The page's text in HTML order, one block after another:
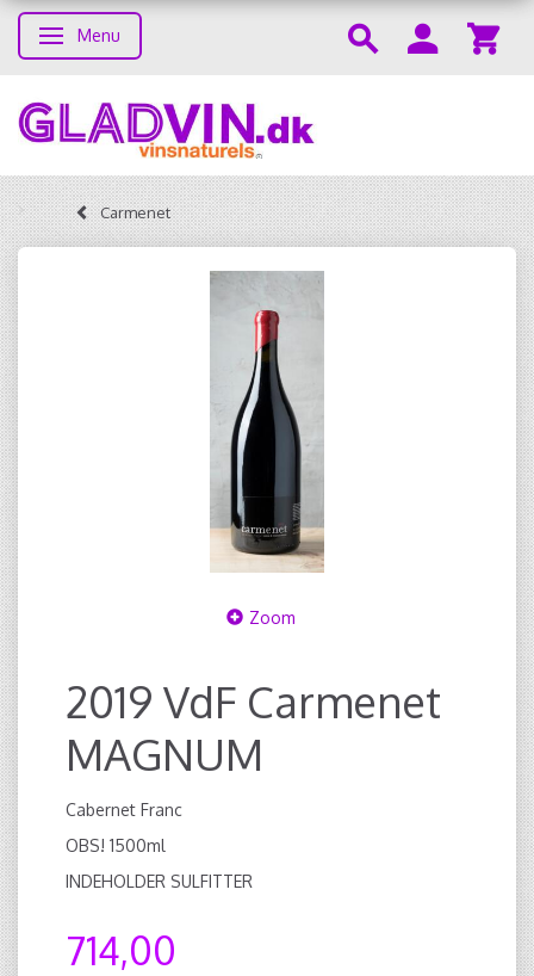
Skifte navigation
Menu
Carmenet
Zoom
2019 VdF Carmenet
MAGNUM
Cabernet Franc
OBS! 1500ml
INDEHOLDER SULFITTER
714,00